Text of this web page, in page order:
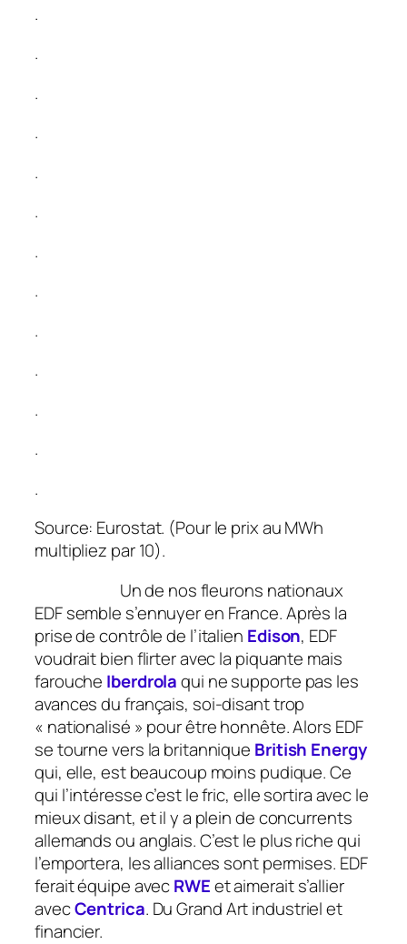
.
.
.
.
.
.
.
.
.
.
.
.
.
Source: Eurostat. (Pour le prix au MWh
multipliez par 10).
Un de nos fleurons nationaux
EDF semble s’ennuyer en France. Après la
prise de contrôle de l’italien Edison, EDF
voudrait bien flirter avec la piquante mais
farouche Iberdrolaqui ne supporte pas les
avances du français, soi-disant trop
« nationalisé » pour être honnête. Alors EDF
se tourne vers la britannique British Energy
qui, elle, est beaucoup moins pudique. Ce
qui l’intéresse c’est le fric, elle sortira avec le
mieux disant, et il y a plein de concurrents
allemands ou anglais. C’est le plus riche qui
l’emportera, les alliances sont permises. EDF
ferait équipe avecRWEet aimerait s’allier
avecCentrica. Du Grand Art industriel et
financier.